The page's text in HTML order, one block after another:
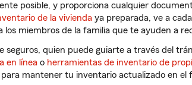
posible, y proporciona cualquier
de la vivienda ya preparada, ve a
miembros de la familia que te ayuden a
quien puede guiarte a través del
en línea o herramientas de inventario de
mantener tu inventario actualizado en el